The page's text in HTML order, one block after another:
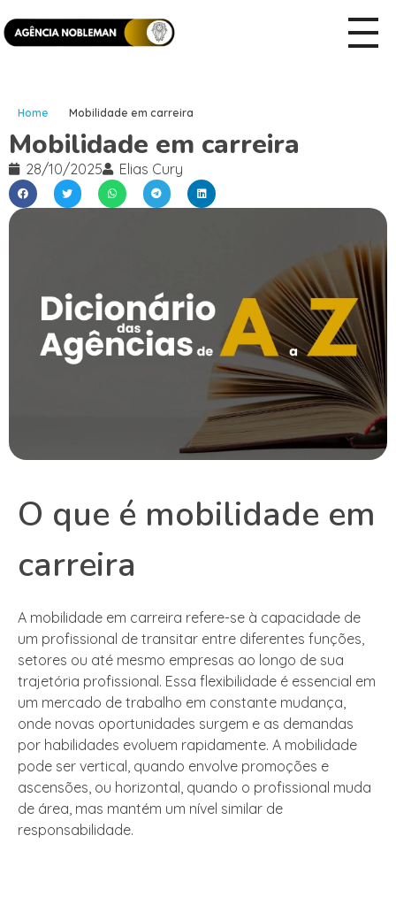
Home Mobilidade em carreira
Mobilidade em carreira
28/10/2025 Elias Cury
O que é mobilidade em
carreira
A mobilidade em carreira refere-se à capacidade de
um profissional de transitar entre diferentes funções,
setores ou até mesmo empresas ao longo de sua
trajetória profissional. Essa flexibilidade é essencial em
um mercado de trabalho em constante mudança,
onde novas oportunidades surgem e as demandas
por habilidades evoluem rapidamente. A mobilidade
pode ser vertical, quando envolve promoções e
ascensões, ou horizontal, quando o profissional muda
de área, mas mantém um nível similar de
responsabilidade.